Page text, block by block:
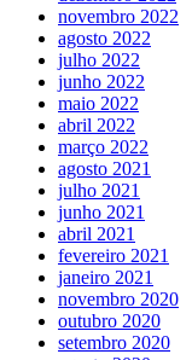
novembro 2022
agosto 2022
julho 2022
junho 2022
maio 2022
abril 2022
março 2022
agosto 2021
julho 2021
junho 2021
abril 2021
fevereiro 2021
janeiro 2021
novembro 2020
outubro 2020
setembro 2020